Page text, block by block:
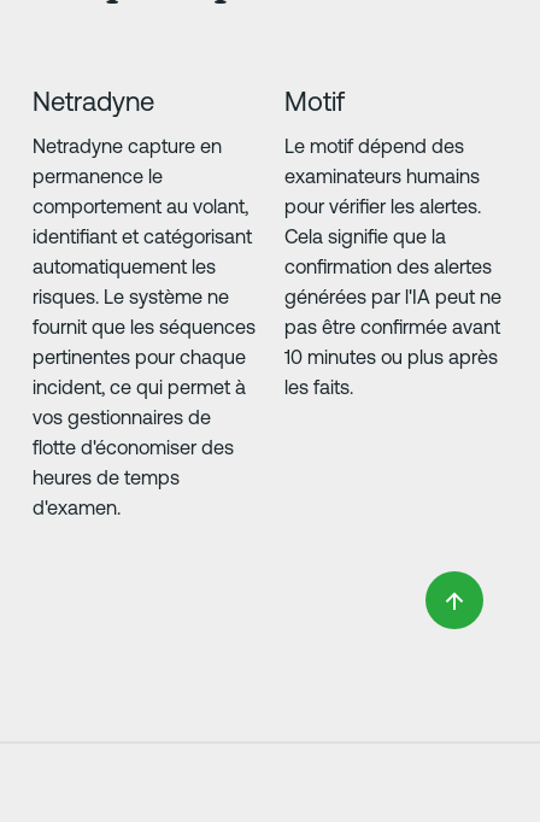
Netradyne
Netradyne capture en
permanence le
comportement au volant,
identifiant et catégorisant
automatiquement les
risques. Le système ne
fournit que les séquences
pertinentes pour chaque
incident, ce qui permet à
vos gestionnaires de
flotte d'économiser des
heures de temps
d'examen.
Motif
Le motif dépend des
examinateurs humains
pour vérifier les alertes.
Cela signifie que la
confirmation des alertes
générées par l'IA peut ne
pas être confirmée avant
10 minutes ou plus après
les faits.